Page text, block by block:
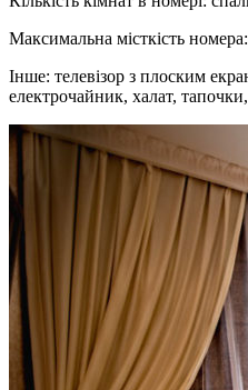
Максимальна місткість
Інше: телевізор з плоским
електрочайник, халат, тапочки,